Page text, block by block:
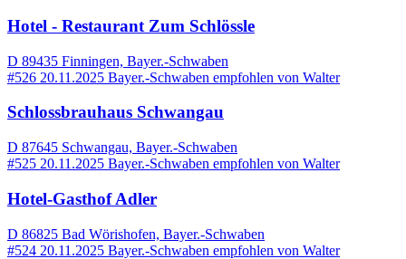
Hotel - Restaurant Zum Schlössle
D 89435 Finningen, Bayer.-Schwaben
#526 20.11.2025 Bayer.-Schwaben empfohlen von Walter
Schlossbrauhaus Schwangau
D 87645 Schwangau, Bayer.-Schwaben
#525 20.11.2025 Bayer.-Schwaben empfohlen von Walter
Hotel-Gasthof Adler
D 86825 Bad Wörishofen, Bayer.-Schwaben
#524 20.11.2025 Bayer.-Schwaben empfohlen von Walter